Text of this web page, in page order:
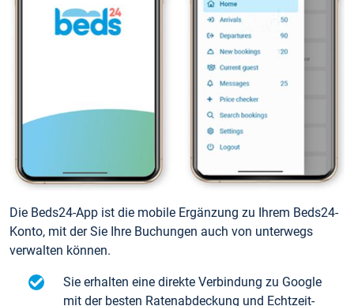
Die Beds24-App ist die mobile Ergänzung zu Ihrem Beds24-
Konto, mit der Sie Ihre Buchungen auch von unterwegs
verwalten können.
Sie erhalten eine direkte Verbindung zu Google
mit der besten Ratenabdeckung und Echtzeit-